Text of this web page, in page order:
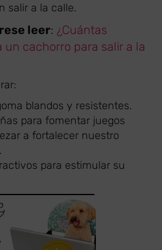
salir a la calle.
leer: ¿Cuántas
cachorro para salir a la
blandos y resistentes.
para fomentar juegos
a fortalecer nuestro
para estimular su